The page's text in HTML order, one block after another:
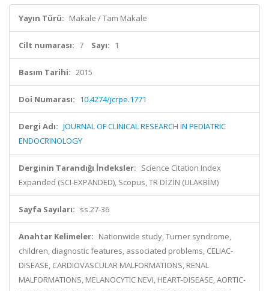
Yayın Türü: Makale / Tam Makale
Cilt numarası: 7 Sayı: 1
Basım Tarihi: 2015
Doi Numarası: 10.4274/jcrpe.1771
Dergi Adı: JOURNAL OF CLINICAL RESEARCH IN PEDIATRIC
ENDOCRINOLOGY
Derginin Tarandığı İndeksler: Science Citation Index
Expanded (SCI-EXPANDED), Scopus, TR DİZİN (ULAKBİM)
Sayfa Sayıları: ss.27-36
Anahtar Kelimeler: Nationwide study, Turner syndrome,
children, diagnostic features, associated problems, CELIAC-
DISEASE, CARDIOVASCULAR MALFORMATIONS, RENAL
MALFORMATIONS, MELANOCYTIC NEVI, HEART-DISEASE, AORTIC-